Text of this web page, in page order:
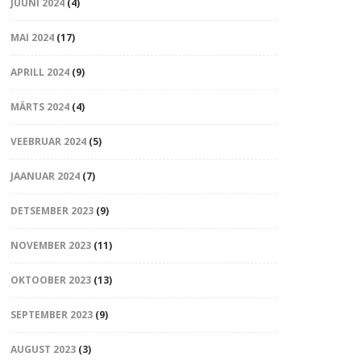
JUUNI 2024(4)
MAI 2024(17)
APRILL 2024(9)
MÄRTS 2024(4)
VEEBRUAR 2024(5)
JAANUAR 2024(7)
DETSEMBER 2023(9)
NOVEMBER 2023(11)
OKTOOBER 2023(13)
SEPTEMBER 2023(9)
AUGUST 2023(3)